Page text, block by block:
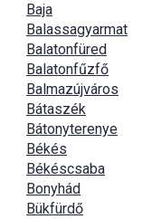
Baja
Balassagyarmat
Balatonfüred
Balatonfűzfő
Balmazújváros
Bátaszék
Bátonyterenye
Békés
Békéscsaba
Bonyhád
Bükfürdő